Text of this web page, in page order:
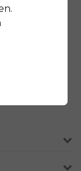
alle fietsen
€ 150,-